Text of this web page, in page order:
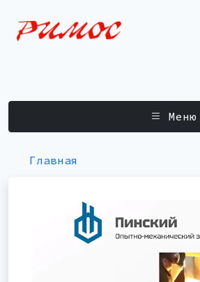
Меню
Главная